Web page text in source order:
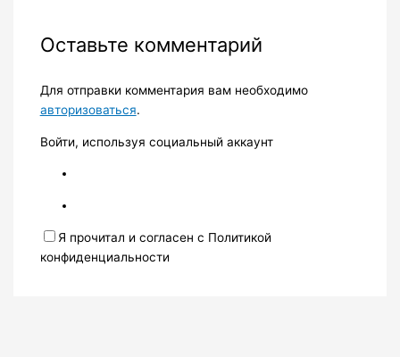
Оставьте комментарий
Для отправки комментария вам необходимо
авторизоваться.
Войти, используя социальный аккаунт
Я прочитал и согласен с Политикой
конфиденциальности